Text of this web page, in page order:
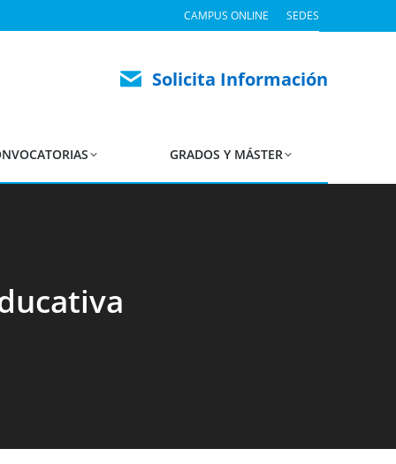
CAMPUS ONLINE SEDES
Solicita Información
GRADOS Y MÁSTER